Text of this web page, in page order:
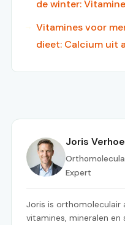
de winter:
Vitamines voor
dieet: Calcium uit
Joris
Expert
Joris is orthomoleculair
vitamines, mineralen en